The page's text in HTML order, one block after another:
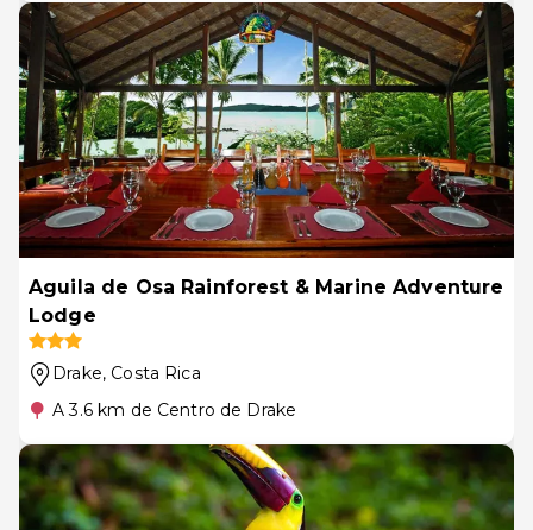
Aguila de Osa Rainforest & Marine Adventure
Lodge
Drake, Costa Rica
A 3.6 km de Centro de Drake